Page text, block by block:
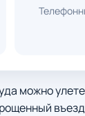
можно